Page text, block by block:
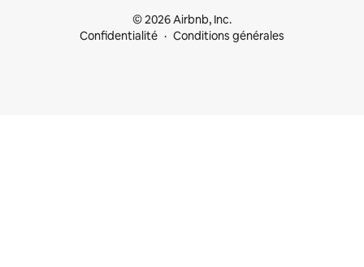
© 2026 Airbnb, Inc.
Confidentialité
Conditions générales